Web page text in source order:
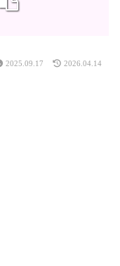
2025.09.17 2026.04.14